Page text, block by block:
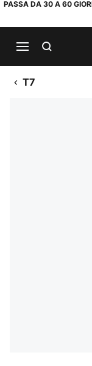
PASSA DA 30 A 60
T7